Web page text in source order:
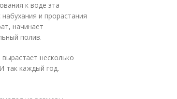
к воде эта
и прорастания
начинает
полив.
несколько
так каждый год.